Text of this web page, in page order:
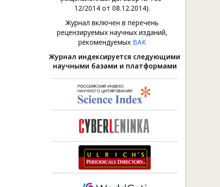
12/2014 от 08.12.2014).
Журнал включен в перечень
рецензируемых научных изданий,
рекомендуемых ВАК
Журнал индексируется следующими
научными базами и платформами